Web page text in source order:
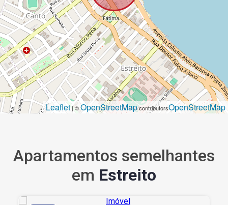
Leaflet| ©OpenStreetMapcontributorsOpenStreetMap
Apartamentos semelhantes
em Estreito